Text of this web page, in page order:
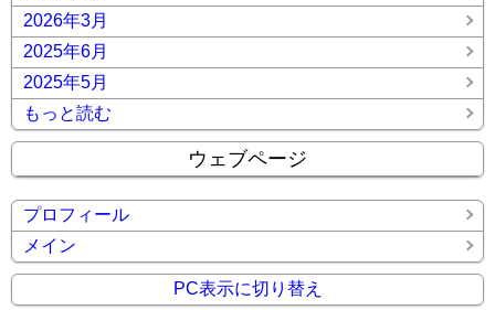
2026年3月
2025年6月
2025年5月
もっと読む
ウェブページ
プロフィール
メイン
PC表示に切り替え